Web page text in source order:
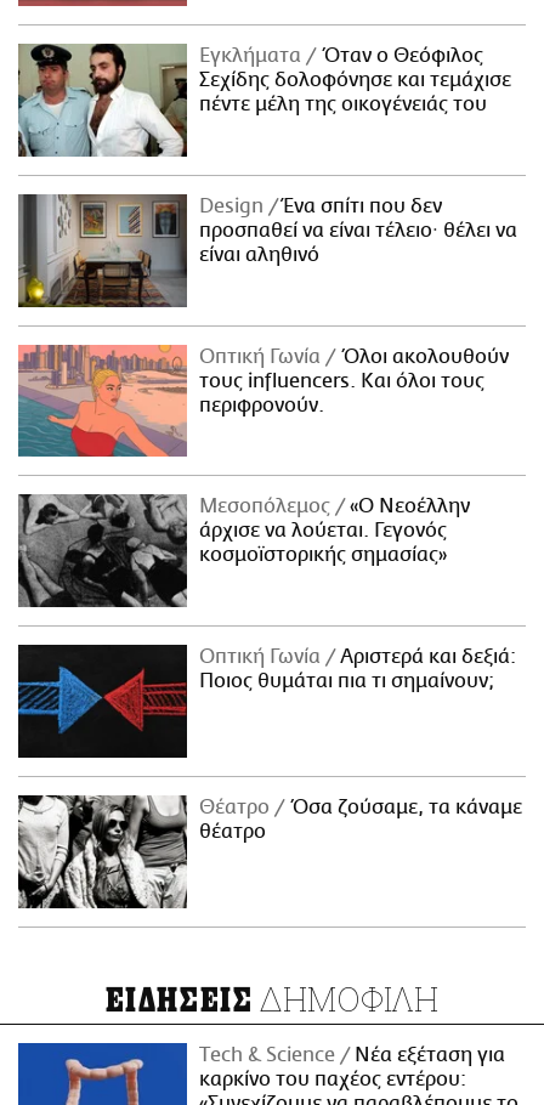
Εγκλήματα
Όταν ο Θεόφιλος
Σεχίδης δολοφόνησε και τεμάχισε
πέντε μέλη της οικογένειάς του
Design
Ένα σπίτι που δεν
προσπαθεί να είναι τέλειο· θέλει να
είναι αληθινό
Οπτική Γωνία
Όλοι ακολουθούν
τους influencers. Και όλοι τους
περιφρονούν.
Μεσοπόλεμος
«Ο Νεοέλλην
άρχισε να λούεται. Γεγονός
κοσμοϊστορικής σημασίας»
Οπτική Γωνία
Αριστερά και δεξιά:
Ποιος θυμάται πια τι σημαίνουν;
Θέατρο
Όσα ζούσαμε, τα κάναμε
θέατρο
ΕΙΔΗΣΕΙΣ ΔΗΜΟΦΙΛΗ
Τech & Science
Νέα εξέταση για
καρκίνο του παχέος εντέρου: